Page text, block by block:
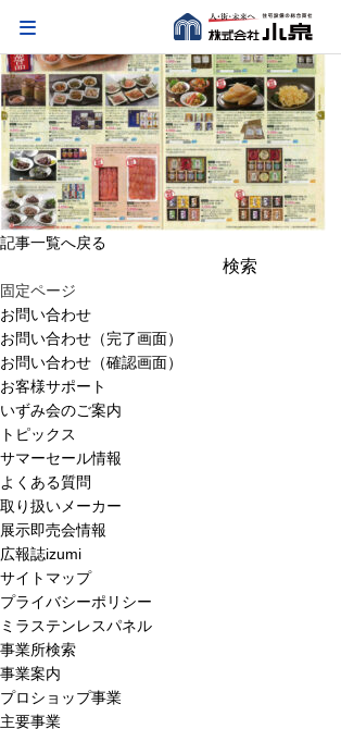
記事一覧へ戻る
索:
固定ページ
お問い合わせ
お問い合わせ（完了画面）
お問い合わせ（確認画面）
お客様サポート
いずみ会のご案内
トピックス
サマーセール情報
よくある質問
取り扱いメーカー
展示即売会情報
広報誌izumi
サイトマップ
プライバシーポリシー
ミラステンレスパネル
事業所検索
事業案内
プロショップ事業
主要事業